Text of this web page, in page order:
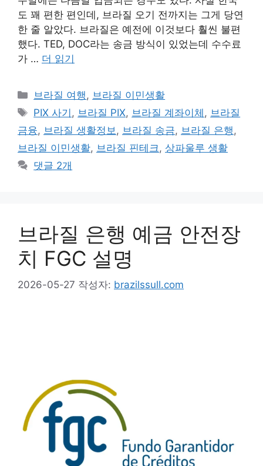
도 꽤 편한 편인데, 브라질 오기 전까지는 그게 당연
한 줄 알았다. 브라질은 예전에 이것보다 훨씬 불편
했다. TED, DOC라는 송금 방식이 있었는데 수수료
가 … 더 읽기
카
테
리
브라질 여행, 브라질 이민생활
태
그
PIX 사기 , 브라질 PIX, 브라질 계좌이체 , 브라질
금융, 브라질 생활정보, 브라질 송금, 브라질 은행,
브라질 이민생활, 브라질 핀테크, 상파울루 생활
댓글 2개
브라질 은행 예금 안전장
치 FGC 설명
2026-05-27 작성자: brazilssull.com